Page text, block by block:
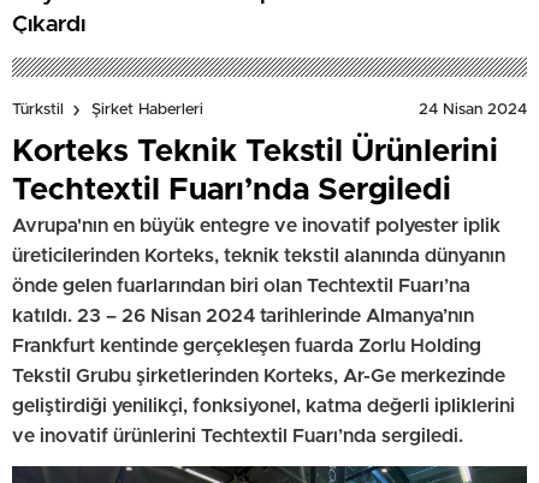
Çıkardı
Türkstil Şirket Haberleri 24 Nisan 2024
Korteks Teknik Tekstil Ürünlerini
Techtextil Fuarı’nda Sergiledi
Avrupa'nın en büyük entegre ve inovatif polyester iplik
üreticilerinden Korteks, teknik tekstil alanında dünyanın
önde gelen fuarlarından biri olan Techtextil Fuarı’na
katıldı. 23 – 26 Nisan 2024 tarihlerinde Almanya’nın
Frankfurt kentinde gerçekleşen fuarda Zorlu Holding
Tekstil Grubu şirketlerinden Korteks, Ar-Ge merkezinde
geliştirdiği yenilikçi, fonksiyonel, katma değerli ipliklerini
ve inovatif ürünlerini Techtextil Fuarı’nda sergiledi.